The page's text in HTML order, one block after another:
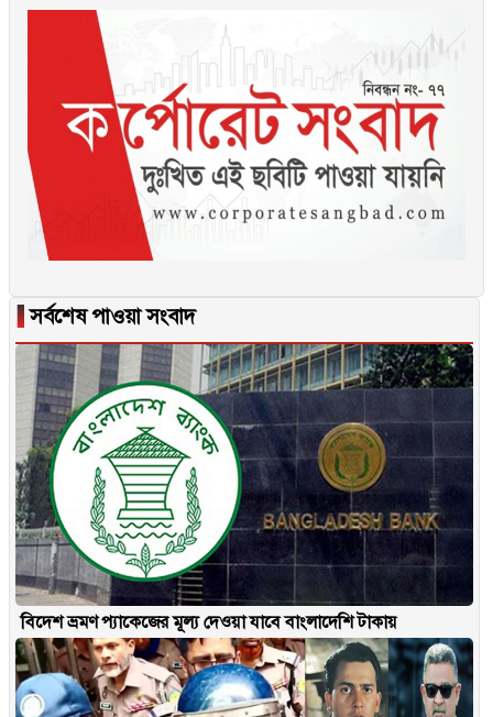
▐সর্বশেষ পাওয়া সংবাদ
বিদেশ ভ্রমণ প্যাকেজের মূল্য দেওয়া যাবে বাংলাদেশি টাকায়